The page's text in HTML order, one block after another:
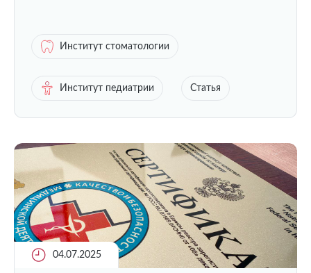
Институт стоматологии
Институт педиатрии Статья
04.07.2025